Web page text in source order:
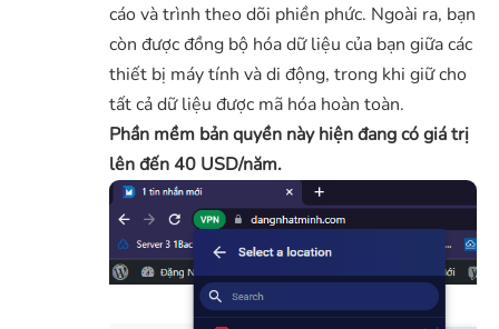
cáo và trình theo dõi phiền phức. Ngoài ra, bạn
còn được đồng bộ hóa dữ liệu của bạn giữa các
thiết bị máy tính và di động, trong khi giữ cho
tất cả dữ liệu được mã hóa hoàn toàn.
Phần mềm bản quyền này hiện đang có giá trị
lên đến 40 USD/năm.